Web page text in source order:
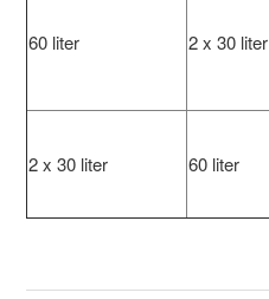
60 liter 2 x 30 liter
2 x 30 liter 60 liter